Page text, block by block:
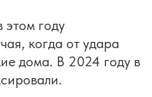
этом году
когда от удара
дома. В 2024 году в